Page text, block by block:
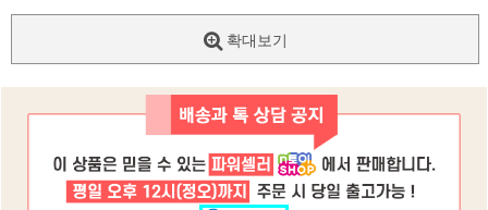
확대보기